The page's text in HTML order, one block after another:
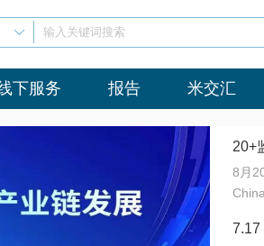
输入关键词搜索
下服务 报告 米交汇
20+
会8
8月
法正
7.17